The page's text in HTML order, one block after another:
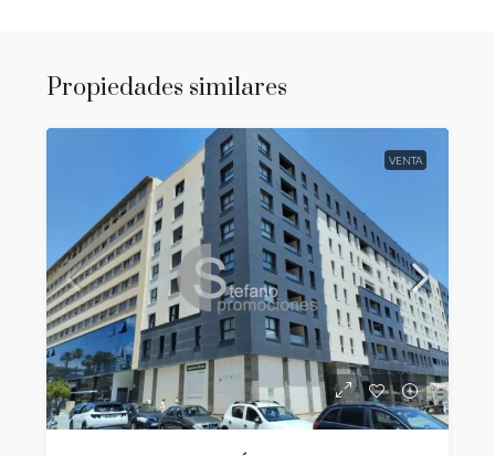
Propiedades similares
VENTA